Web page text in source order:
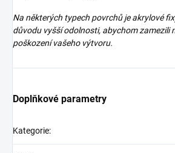
Na některých typech povrchů je akrylové
důvodu vyšší odolnosti, abychom zamezili
poškození vašeho výtvoru.
Doplňkové parametry
Kategorie: